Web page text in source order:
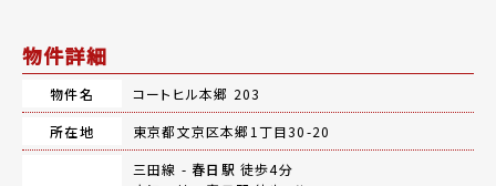
物件詳細
物件名
コートヒル本郷 203
所在地
東京都文京区本郷1丁目30-20
三田線 - 春日駅 徒歩4分